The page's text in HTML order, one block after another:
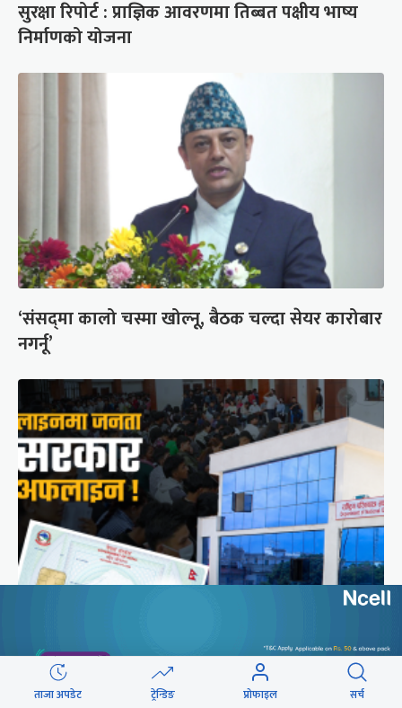
सुरक्षा रिपोर्ट : प्राज्ञिक आवरणमा तिब्बत पक्षीय भाष्य
निर्माणको योजना
‘संसद्‍मा कालो चस्मा खोल्नू, बैठक चल्दा सेयर कारोबार
नगर्नू’
काम प्रभावित
ताजा अपडेट ट्रेन्डिङ प्रोफाइल सर्च